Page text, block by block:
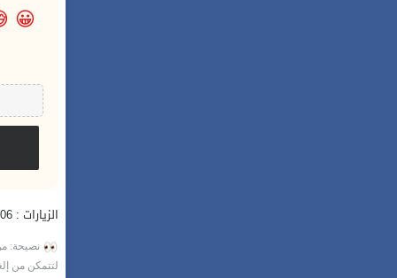
😀
الزيارات : 6,106
نصيحة:
لتتمكن من